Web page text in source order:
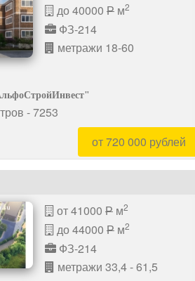
до 40000 P м2
ФЗ-214
метражи 18-60
- 7253
от 720 000 рублей
от 41000 P м2
до 44000 P м2
ФЗ-214
метражи 33,4 - 61,5